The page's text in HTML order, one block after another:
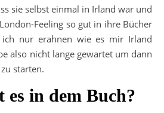
sie selbst einmal in Irland war und
Feeling so gut in ihre Bücher
ich nur erahnen wie es mir Irland
also nicht lange gewartet um dann
starten.
es in dem Buch?